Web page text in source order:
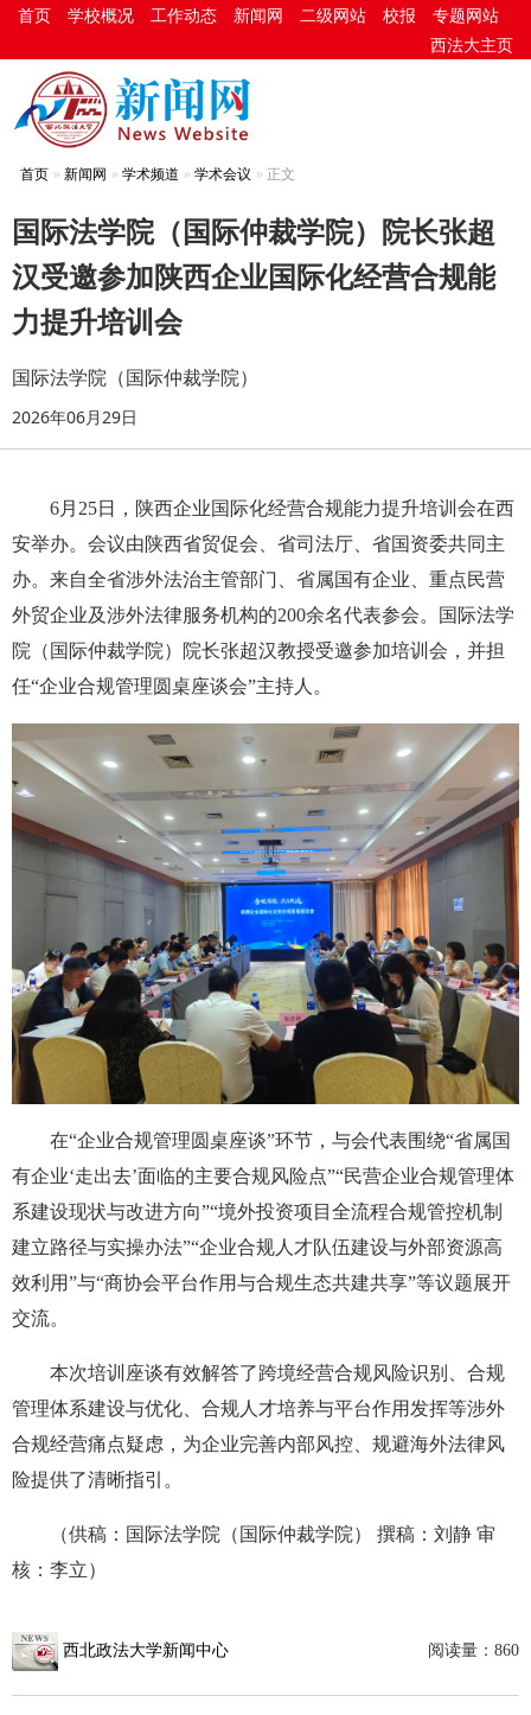
首页 学校概况 工作动态 新闻网 二级网站 校报
专题网站
西法大主页
首页 新闻网 学术频道 学术会议 正文
国际法学院（国际仲裁学院）院长张超
汉受邀参加陕西企业国际化经营合规能
力提升培训会
国际法学院（国际仲裁学院）
2026年06月29日
6月25日，陕西企业国际化经营合规能力提升培训会在西
安举办。会议由陕西省贸促会、省司法厅、省国资委共同主
办。来自全省涉外法治主管部门、省属国有企业、重点民营
外贸企业及涉外法律服务机构的200余名代表参会。国际法学
院（国际仲裁学院）院长张超汉教授受邀参加培训会，并担
任“企业合规管理圆桌座谈会”主持人。
在“企业合规管理圆桌座谈”环节，与会代表围绕“省属国
有企业‘走出去’面临的主要合规风险点”“民营企业合规管理体
系建设现状与改进方向”“境外投资项目全流程合规管控机制
建立路径与实操办法”“企业合规人才队伍建设与外部资源高
效利用”与“商协会平台作用与合规生态共建共享”等议题展开
交流。
本次培训座谈有效解答了跨境经营合规风险识别、合规
管理体系建设与优化、合规人才培养与平台作用发挥等涉外
合规经营痛点疑虑，为企业完善内部风控、规避海外法律风
险提供了清晰指引。
（供稿：国际法学院（国际仲裁学院） 撰稿：刘静 审
核：李立）
西北政法大学新闻中心 阅读量： 860